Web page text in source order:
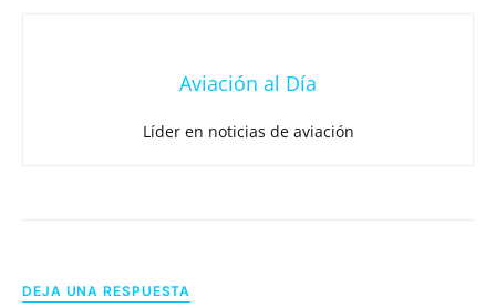
Aviación al Día
Líder en noticias de aviación
DEJA UNA RESPUESTA